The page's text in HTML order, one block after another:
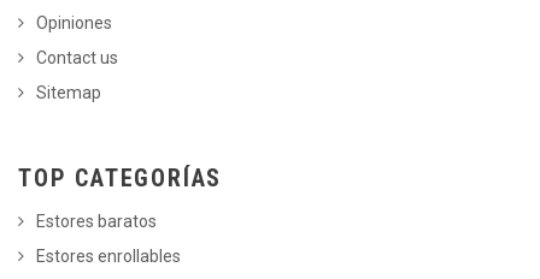
Opiniones
Contact us
Sitemap
TOP CATEGORÍAS
Estores baratos
Estores enrollables